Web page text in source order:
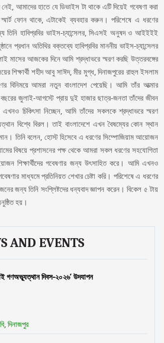
আমাদের হাতে যে ডিভাইস টা থাকে এটি দিয়েই গবেষণা করা
ফোন থাকে, এটাকেই ব্যবহার করুন। পরিশেষে এ ধরণের
তিনি হাবিপ্রবির ভাইস-চ্যান্সেলর, সিএসই অনুষদ ও আইইইই
প্রধান অতিথির বক্তব্যে হাবিপ্রবির মাননীয় ভাইস-চ্যান্সেলর
মাসের আজকের দিনে আমি শ্রদ্ধাভরে স্মরণ করছি উত্তরবঙ্গের
শিক্ষার্থী শহীদ আবু সাঈদ, মীর মুগ্ধ, দিনাজপুরের রাহুল ইসলাম
বিনিময়ে আমরা নতুন বাংলাদেশ পেয়েছি। আমি তাঁর আত্মার
জুলাই-আগস্টে প্রায় দুই হাজার ছাত্র-জনতা তাঁদের জীবন
চিকিৎসা নিচ্ছেন, আমি তাঁদের সকলকে শ্রদ্ধাভরে স্মরণ
বিশ্বে বিরল। তাই বাংলাদেশে এখন বৈষম্যের কোন স্থান
তিনি বলেন, হোস্ট হিসেবে এ ধরণের সিম্পোজিয়াম আয়োজন
বিষয়ে প্রশাসনের পক্ষ থেকে আমরা সকল ধরণের সহযোগিতা
শিক্ষার্থীদের গবেষণার জন্য উৎসাহিত করে। আমি এখনও
মাধ্যমে প্রতিনিয়ত শেখার চেষ্টা করি। পরিশেষে এ ধরণের
জন্য তিনি সংশ্লিষ্টদের ধন্যবাদ জ্ঞাপন করেন। বিকেল ৫ টায়
হয়।
AND EVENTS
গণঅভ্যূত্থান দিবস-২০২৬’ উদযাপন
দিনাজপুর